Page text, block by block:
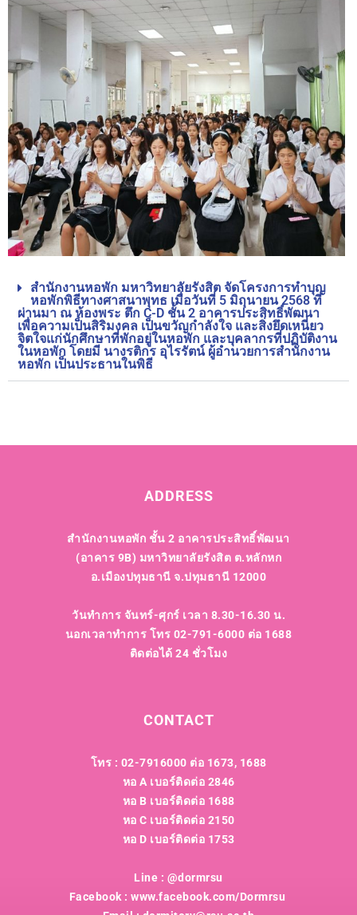
สำนักงานหอพัก มหาวิทยาลัยรังสิต จัดโครงการทำบุญ
หอพักพิธีทางศาสนาพุทธ เมื่อวันที่ 5 มิถุนายน 2568 ที่
ผ่านมา ณ ห้องพระ ตึก C-D ชั้น 2 อาคารประสิทธิ์พัฒนา
เพื่อความเป็นสิริมงคล เป็นขวัญกำลังใจ และสิ่งยึดเหนี่ยว
จิตใจแก่นักศึกษาที่พักอยู่ในหอพัก และบุคลากรที่ปฏิบัติงาน
ในหอพัก โดยมี นางรติกร อุไรรัตน์ ผู้อำนวยการสำนักงาน
หอพัก เป็นประธานในพิธี
ADDRESS
สำนักงานหอพัก ชั้น 2 อาคารประสิทธิ์พัฒนา
(อาคาร 9B) มหาวิทยาลัยรังสิต ต.หลักหก
อ.เมืองปทุมธานี จ.ปทุมธานี 12000
วันทำการ จันทร์-ศุกร์ เวลา 8.30-16.30 น.
นอกเวลาทำการ โทร 02-791-6000 ต่อ 1688
ติดต่อได้ 24 ชั่วโมง
CONTACT
โทร : 02-7916000 ต่อ 1673, 1688
หอ A เบอร์ติดต่อ 2846
หอ B เบอร์ติดต่อ 1688
หอ C เบอร์ติดต่อ 2150
หอ D เบอร์ติดต่อ 1753
Line : @dormrsu
Facebook : www.facebook.com/Dormrsu